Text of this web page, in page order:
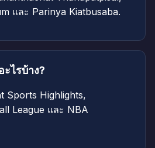
และ Parinya Kiatbusaba.
ไรบ้าง?
Sports Highlights,
League และ NBA